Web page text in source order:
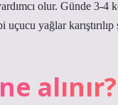
olur. Günde 3-4
yağlar
alınır?